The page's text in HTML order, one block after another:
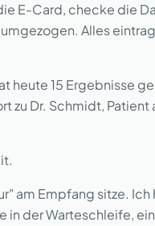
E-Card, checke die
Alles
heute 15 Ergebnisse
Dr. Schmidt, Patient
am Empfang sitze.
der Warteschleife,